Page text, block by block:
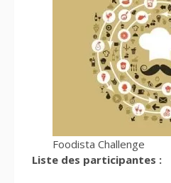
Foodista Challenge
Liste des participantes :